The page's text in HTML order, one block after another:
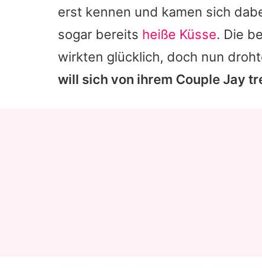
erst kennen und kamen sich
sogar bereits heiße Küsse. Die
wirkten glücklich, doch nun
will sich von ihrem Couple Jay